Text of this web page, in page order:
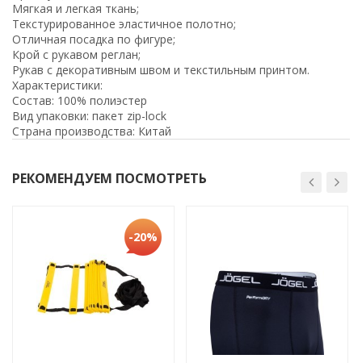
Мягкая и легкая ткань;
Текстурированное эластичное полотно;
Отличная посадка по фигуре;
Крой с рукавом реглан;
Рукав с декоративным швом и текстильным принтом.
Характеристики:
Состав: 100% полиэстер
Вид упаковки: пакет zip-lock
Страна производства: Китай
РЕКОМЕНДУЕМ ПОСМОТРЕТЬ
-20%